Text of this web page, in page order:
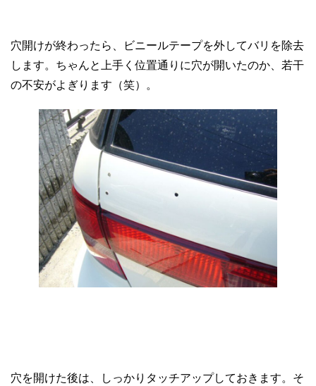
穴開けが終わったら、ビニールテープを外してバリを除去
します。ちゃんと上手く位置通りに穴が開いたのか、若干
の不安がよぎります（笑）。
穴を開けた後は、しっかりタッチアップしておきます。そ